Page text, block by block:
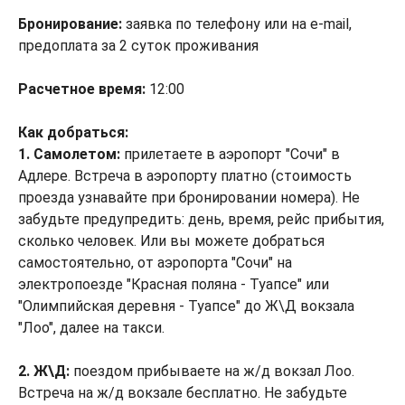
Бронирование: заявка по телефону или на e-mail,
предоплата за 2 суток проживания
Расчетное время: 12:00
Как добраться:
1. Самолетом: прилетаете в аэропорт "Сочи" в
Адлере. Встреча в аэропорту платно (стоимость
проезда узнавайте при бронировании номера). Не
забудьте предупредить: день, время, рейс прибытия,
сколько человек. Или вы можете добраться
самостоятельно, от аэропорта "Сочи" на
электропоезде "Красная поляна - Туапсе" или
"Олимпийская деревня - Туапсе" до Ж\Д вокзала
"Лоо", далее на такси.
2. Ж\Д: поездом прибываете на ж/д вокзал Лоо.
Встреча на ж/д вокзале бесплатно. Не забудьте